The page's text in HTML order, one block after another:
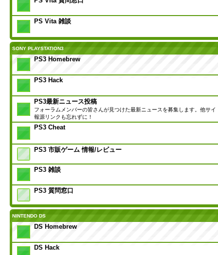
PS Vita 雑談
SONY PLAYSTATION3
PS3 Homebrew
PS3 Hack
PS3最新ニュース投稿
フォーラムメンバーの皆さんが見つけた最新ニュースを募集します。他サイ
報源リンクも忘れずに！
PS3 Cheat
PS3 市販ゲーム 情報/レビュー
PS3 雑談
PS3 質問窓口
NINTENDO DS
DS Homebrew
DS Hack